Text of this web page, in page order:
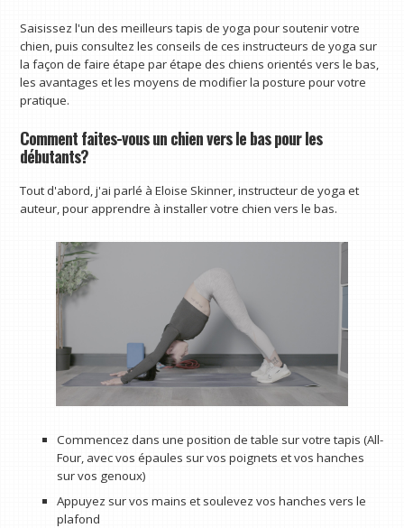
Saisissez l'un des meilleurs tapis de yoga pour soutenir votre
chien, puis consultez les conseils de ces instructeurs de yoga sur
la façon de faire étape par étape des chiens orientés vers le bas,
les avantages et les moyens de modifier la posture pour votre
pratique.
Comment faites-vous un chien vers le bas pour les
débutants?
Tout d'abord, j'ai parlé à Eloise Skinner, instructeur de yoga et
auteur, pour apprendre à installer votre chien vers le bas.
Commencez dans une position de table sur votre tapis (All-
Four, avec vos épaules sur vos poignets et vos hanches
sur vos genoux)
Appuyez sur vos mains et soulevez vos hanches vers le
plafond